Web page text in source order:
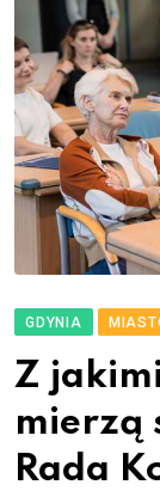
GDYNIA
Z
mierzą
Rada